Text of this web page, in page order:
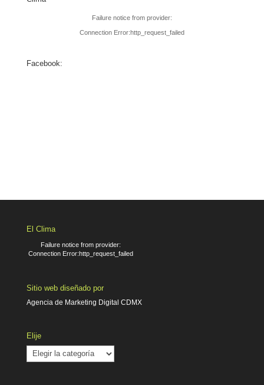
Failure notice from provider:
Connection Error:http_request_failed
Facebook:
El Clima
Failure notice from provider:
Connection Error:http_request_failed
Sitio web diseñado por
Agencia de Marketing Digital CDMX
Elije
Elije